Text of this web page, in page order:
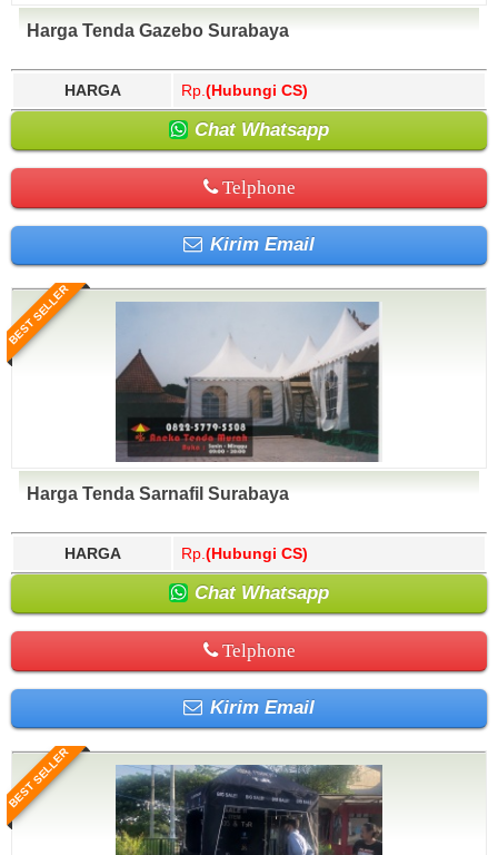
Harga Tenda Gazebo Surabaya
HARGA Rp. (Hubungi CS)
Chat Whatsapp
Telphone
Kirim Email
BEST SELLER
Harga Tenda Sarnafil Surabaya
HARGA Rp. (Hubungi CS)
Chat Whatsapp
Telphone
Kirim Email
BEST SELLER